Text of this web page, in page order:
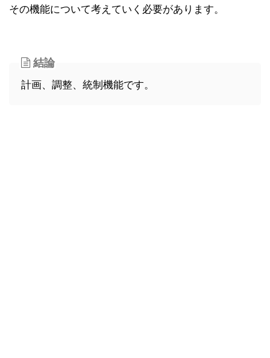
その機能について考えていく必要があります。
結論
計画、調整、統制機能です。